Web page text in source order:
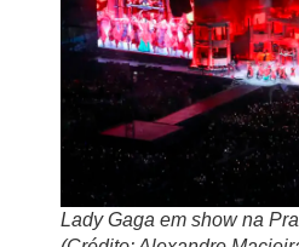
Lady Gaga em show na